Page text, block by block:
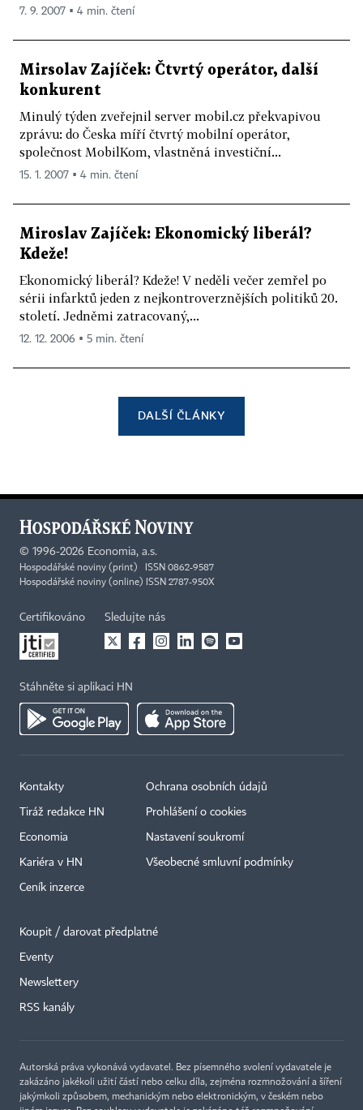
7. 9. 2007 ▪ 4 min. čtení
Mirsolav Zajíček: Čtvrtý operátor, další
konkurent
Minulý týden zveřejnil server mobil.cz překvapivou
zprávu: do Česka míří čtvrtý mobilní operátor,
společnost MobilKom, vlastněná investiční...
15. 1. 2007 ▪ 4 min. čtení
Miroslav Zajíček: Ekonomický liberál?
Kdeže!
Ekonomický liberál? Kdeže! V neděli večer zemřel po
sérii infarktů jeden z nejkontroverznějších politiků 20.
století. Jedněmi zatracovaný,...
12. 12. 2006 ▪ 5 min. čtení
DALŠÍ ČLÁNKY
© 1996-2026 Economia, a.s.
Hospodářské noviny (print) ISSN 0862-9587
Hospodářské noviny (online) ISSN 2787-950X
Certifikováno Sledujte nás
Stáhněte si aplikaci HN
Kontakty
Tiráž redakce HN
Economia
Kariéra v HN
Ceník inzerce
Ochrana osobních údajů
Prohlášení o cookies
Nastavení soukromí
Všeobecné smluvní podmínky
Koupit / darovat předplatné
Eventy
Newslettery
RSS kanály
Autorská práva vykonává vydavatel. Bez písemného svolení vydavatele je
zakázáno jakékoli užití částí nebo celku díla, zejména rozmnožování a šíření
jakýmkoli způsobem, mechanickým nebo elektronickým, v českém nebo